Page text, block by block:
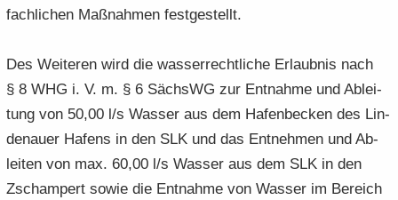
fach­li­chen Maß­nah­men fest­ge­stellt.
Des Wei­te­ren wird die was­ser­recht­li­che Er­laub­nis nach
§ 8 WHG i. V. m. § 6 SächsWG zur Ent­nah­me und Ab­lei­
tung von 50,00 l/s Was­ser aus dem Ha­fen­be­cken des Lin­
de­nau­er Ha­fens in den SLK und das Ent­neh­men und Ab­
lei­ten von max. 60,00 l/s Was­ser aus dem SLK in den
Zscham­pert sowie die Ent­nah­me von Was­ser im Be­reich